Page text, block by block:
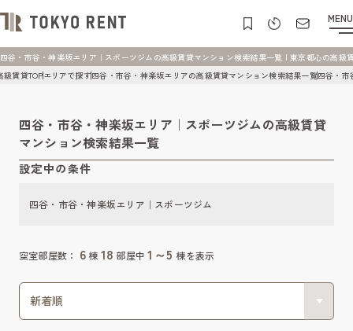
MENU
四谷・市谷・神楽坂エリア｜スポーツジムの高級賃貸マンション検索結果一覧 | 東京都心の高級
級賃貸TOPエリアで探す四谷・市谷・神楽坂エリアの高級賃貸マンション検索結果一覧四谷・市
四谷・市谷・神楽坂エリア｜スポーツジムの高級賃貸
マンション検索結果一覧
設定中の条件
空室部屋数： 6棟 18 部屋中1～5棟を表示
四谷・市谷・神楽坂エリア｜スポーツジム